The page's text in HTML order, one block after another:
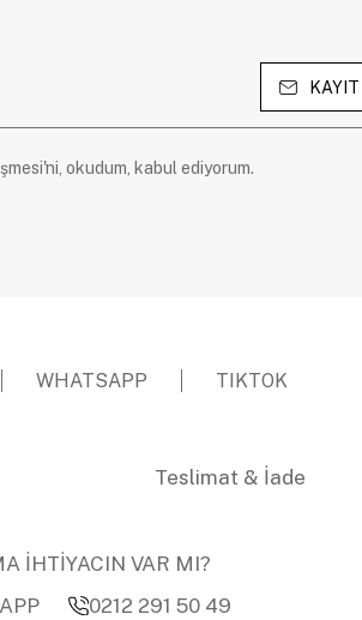
KAYIT
okudum, kabul ediyorum.
WHATSAPP TIKTOK
Teslimat & İade
İHTİYACIN VAR MI?
0212 291 50 49